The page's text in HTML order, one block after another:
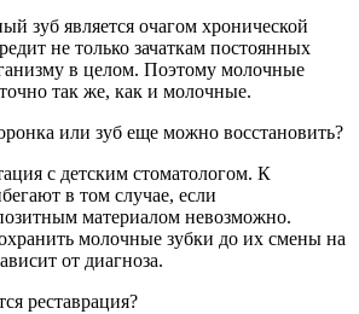
зуб является очагом хронической
не только зачаткам постоянных
в целом. Поэтому молочные
так же, как и молочные.
или зуб еще можно восстановить?
с детским стоматологом. К
в том случае, если
материалом невозможно.
молочные зубки до их смены на
от диагноза.
реставрация?